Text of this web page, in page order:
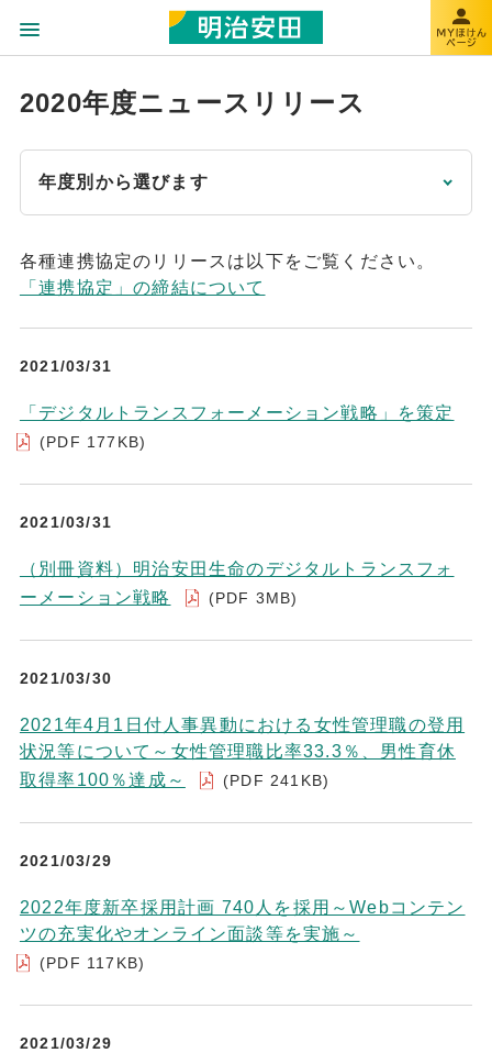
2020年度ニュースリリース
年度別から選びます
各種連携協定のリリースは以下をご覧ください。
「連携協定」の締結について
2021/03/31
「デジタルトランスフォーメーション戦略」を策定
(PDF 177KB)
2021/03/31
（別冊資料）明治安田生命のデジタルトランスフォ
ーメーション戦略
(PDF 3MB)
2021/03/30
2021年4月1日付人事異動における女性管理職の登用
状況等について～女性管理職比率33.3％、男性育休
取得率100％達成～
(PDF 241KB)
2021/03/29
2022年度新卒採用計画 740人を採用～Webコンテン
ツの充実化やオンライン面談等を実施～
(PDF 117KB)
2021/03/29